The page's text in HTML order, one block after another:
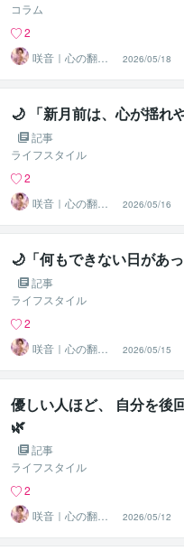
コラム
2
咲音｜心の翻訳
家
2026/05/18
🌙 「新月前は、心が揺れ
記事
ライフスタイル
2
咲音｜心の翻訳
家
2026/05/16
🌙「何もできない日があ
記事
ライフスタイル
2
咲音｜心の翻訳
家
2026/05/15
優しい人ほど、 自分を後
🌿
記事
ライフスタイル
2
咲音｜心の翻訳
家
2026/05/12